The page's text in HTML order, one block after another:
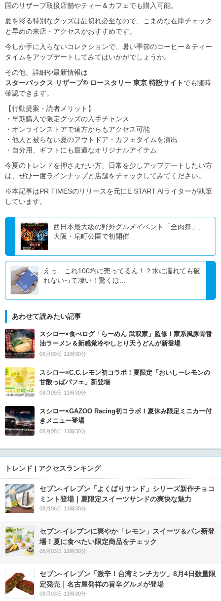
国のリザーブ取扱店舗やティー＆カフェでも購入可能。
夏を彩る特別なグッズは品切れ必至なので、こまめな在庫チェック
と早めの来店・アクセスがおすすめです。
今しか手に入らないコレクションで、暑い季節のコーヒー＆ティー
タイムをアップデートしてみてはいかがでしょうか。
その他、詳細や最新情報は
スターバックス リザーブ® ロースタリー 東京 特設サイト でも随時
確認できます。
【行動提案・読者メリット】
・早期購入で限定グッズの入手チャンス
・オンラインストアで遠方からもアクセス可能
・他人と被らない夏のアウトドア・カフェタイムを演出
・自分用、ギフトにも最適なオリジナルアイテム
今夏のトレンドを押さえたい方、日常を少しアップデートしたい方
は、ぜひ一度ラインナップと店舗をチェックしてみてください。
※本記事はPR TIMESのリリースを元にE START AIライターが執筆
しています。
西日本最大級の野外グルメイベント「全肉祭」、
大阪・扇町公園で初開催
えっ…これ100均に売ってるん！？水に濡れても破
れないって凄い！驚くほ...
あわせて読みたい記事
スシロー×食べログ「らーめん 武双家」監修！家系風豚骨醤
油ラーメン＆新感覚冷やしとり天うどんが新登場
08月09日 11時30分
スシロー×C.C.レモン初コラボ！夏限定「おいしーレモンの
甘酸っぱパフェ」新登場
08月09日 11時30分
スシロー×GAZOO Racing初コラボ！夏休み限定ミニカー付
きメニュー登場
08月08日 11時30分
トレンド | アクセスランキング
セブン‐イレブン「よくばりサンド」シリーズ新作チョコ
ミント登場｜夏限定スイーツサンドの爽快な魅力
08月06日 11時30分
セブン‐イレブンに爽やか「レモン」スイーツ＆パン新登
場！夏に食べたい限定商品をチェック
08月03日 11時30分
セブン-イレブン「激辛！台湾ミンチカツ」8月4日数量限
定発売｜名古屋発祥の旨辛グルメが登場
08月03日 11時30分